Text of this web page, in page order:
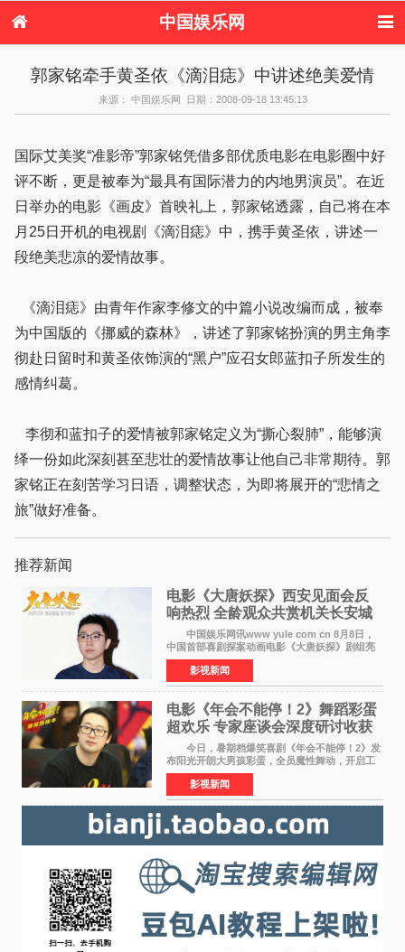
中国娱乐网
港台娱乐
日本娱乐 韩国娱乐
欧美娱乐
音乐新闻 影视新闻
内地明星八卦
八卦
郭家铭牵手黄圣依《滴泪痣》中讲述绝美爱情
来源： 中国娱乐网 日期：2008-09-18 13:45:13
国际艾美奖“准影帝”郭家铭凭借多部优质电影在电影圈中好
评不断，更是被奉为“最具有国际潜力的内地男演员”。在近
日举办的电影《画皮》首映礼上，郭家铭透露，自己将在本
月25日开机的电视剧《滴泪痣》中，携手黄圣依，讲述一
段绝美悲凉的爱情故事。
《滴泪痣》由青年作家李修文的中篇小说改编而成，被奉
为中国版的《挪威的森林》，讲述了郭家铭扮演的男主角李
彻赴日留时和黄圣依饰演的“黑户”应召女郎蓝扣子所发生的
感情纠葛。
李彻和蓝扣子的爱情被郭家铭定义为“撕心裂肺”，能够演
绎一份如此深刻甚至悲壮的爱情故事让他自己非常期待。郭
家铭正在刻苦学习日语，调整状态，为即将展开的“悲情之
旅”做好准备。
推荐新闻
电影《大唐妖探》西安见面会反
响热烈 全龄观众共赏机关长安城
中国娱乐网讯www yule com cn 8月8日，
中国首部喜剧探案动画电影《大唐妖探》剧组亮
相西安，举办线下见面会活动。导演程腾、联合
导演黄珉、总制片人曹紫建、制片人李莹莹、领
衔声音出演雷淞然
影视新闻
电影《年会不能停！2》舞蹈彩蛋
超欢乐 专家座谈会深度研讨收获
满满
今日，暑期档爆笑喜剧《年会不能停！2》发
布阳光开朗大男孩彩蛋，全员魔性舞动，开启工
位狂欢模式。影片于昨日同步举办专家座谈会，
导演董润年、总制片人应萝佳出席现场，与一众
业内、学界专家
影视新闻